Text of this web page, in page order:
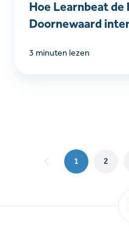
Hoe Learnbeat de
Doornewaard
3 minuten lezen
1 2